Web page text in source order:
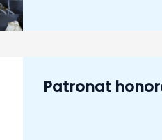
Patronat